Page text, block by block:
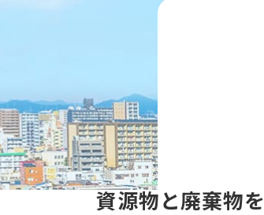
資源物と廃棄物を